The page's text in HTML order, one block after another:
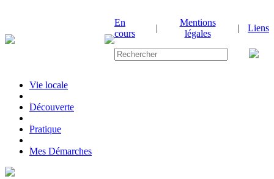
En
cours
|
Mentions
légales
| Liens
Vie locale
|Découverte
|Pratique
|Mes Démarches